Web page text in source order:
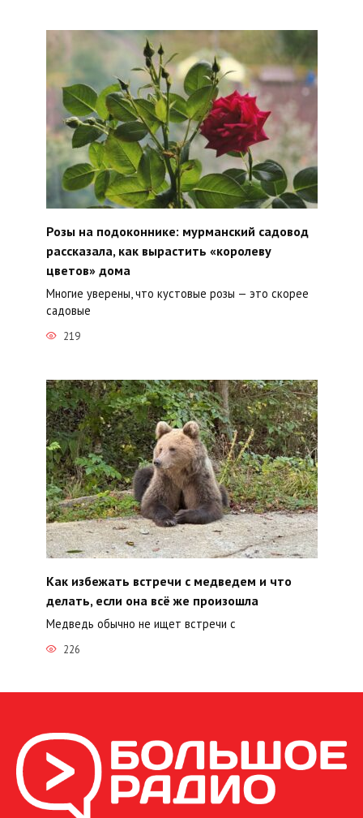
Розы на подоконнике: мурманский садовод
рассказала, как вырастить «королеву
цветов» дома
Многие уверены, что кустовые розы — это скорее
садовые
219
Как избежать встречи с медведем и что
делать, если она всё же произошла
Медведь обычно не ищет встречи с
226